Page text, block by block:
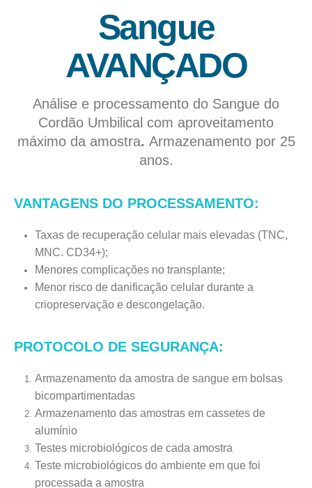
Sangue
AVANÇADO
Análise e processamento do Sangue do
Cordão Umbilical com aproveitamento
máximo da amostra. Armazenamento por 25
anos.
VANTAGENS DO PROCESSAMENTO:
Taxas de recuperação celular mais elevadas (TNC,
MNC. CD34+);
Menores complicações no transplante;
Menor risco de danificação celular durante a
criopreservação e descongelação.
PROTOCOLO DE SEGURANÇA:
Armazenamento da amostra de sangue em bolsas
bicompartimentadas
Armazenamento das amostras em cassetes de
alumínio
Testes microbiológicos de cada amostra
Teste microbiológicos do ambiente em que foi
processada a amostra